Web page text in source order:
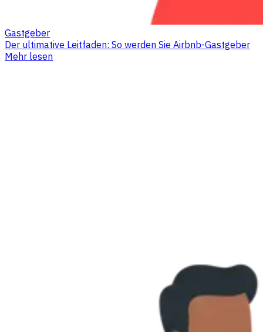
Gastgeber
Der ultimative Leitfaden: So werden Sie Airbnb-Gastgeber
Mehr lesen